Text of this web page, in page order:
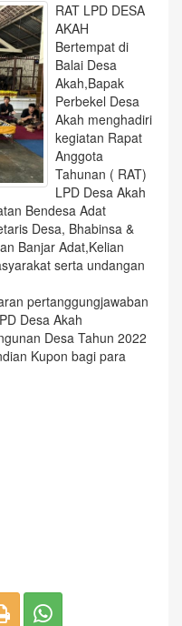
RAT LPD DESA
AKAH
Bertempat di
Balai Desa
Akah,Bapak
Perbekel Desa
Akah menghadiri
kegiatan Rapat
Anggota
Tahunan ( RAT)
LPD Desa Akah
Bendesa Adat
Desa, Bhabinsa &
Banjar Adat,Kelian
serta undangan
pertanggungjawaban
Desa Akah
Desa Tahun 2022
Kupon bagi para